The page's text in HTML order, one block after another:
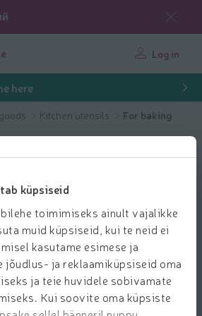
küpsiseid
toimimiseks ainult vajalikke
muid küpsiseid, kui te neid ei
kasutame esimese ja
jõudlus- ja reklaamiküpsiseid oma
ja teie huvidele sobivamate
Kui soovite oma küpsiste
Log in
here
Kitchen utensils For baking